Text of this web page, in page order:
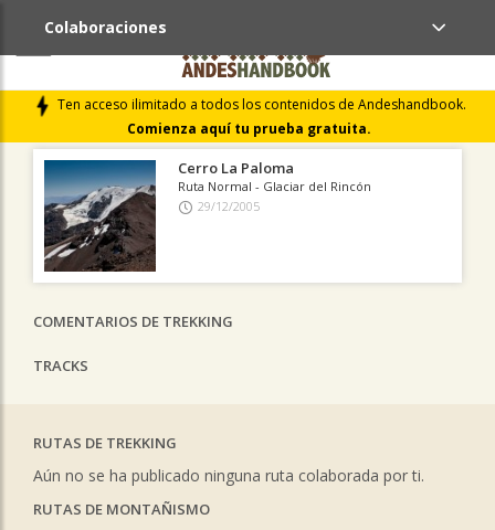
Ten acceso ilimitado a todos los contenidos de Andeshandbook.
Comienza aquí tu prueba gratuita.
Colaboraciones
ÚLTIMAS COLABORACIONES PUBLICADAS
LIBROS DE CUMBRES
Cerro La Paloma
Ruta Normal - Glaciar del Rincón
29/12/2005
COMENTARIOS DE TREKKING
TRACKS
RUTAS DE TREKKING
Aún no se ha publicado ninguna ruta colaborada por ti.
RUTAS DE MONTAÑISMO